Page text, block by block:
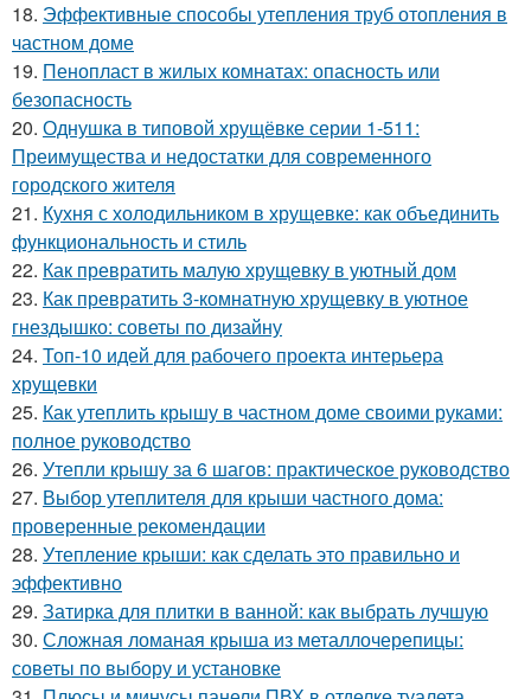
18. Эффективные способы утепления труб отопления в
частном доме
19. Пенопласт в жилых комнатах: опасность или
безопасность
20. Однушка в типовой хрущёвке серии 1-511:
Преимущества и недостатки для современного
городского жителя
21. Кухня с холодильником в хрущевке: как объединить
функциональность и стиль
22. Как превратить малую хрущевку в уютный дом
23. Как превратить 3-комнатную хрущевку в уютное
гнездышко: советы по дизайну
24. Топ-10 идей для рабочего проекта интерьера
хрущевки
25. Как утеплить крышу в частном доме своими руками:
полное руководство
26. Утепли крышу за 6 шагов: практическое руководство
27. Выбор утеплителя для крыши частного дома:
проверенные рекомендации
28. Утепление крыши: как сделать это правильно и
эффективно
29. Затирка для плитки в ванной: как выбрать лучшую
30. Сложная ломаная крыша из металлочерепицы:
советы по выбору и установке